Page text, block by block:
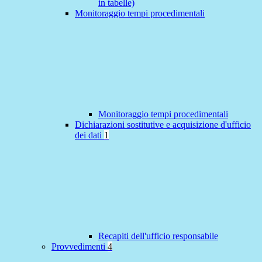
in tabelle)
Monitoraggio tempi procedimentali
Monitoraggio tempi procedimentali
Dichiarazioni sostitutive e acquisizione d'ufficio
dei dati 1
Recapiti dell'ufficio responsabile
Provvedimenti 4